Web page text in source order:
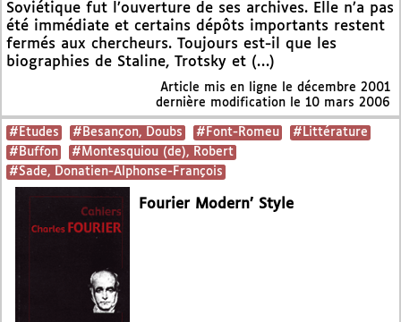
Soviétique fut l’ouverture de ses archives. Elle n’a pas
été immédiate et certains dépôts importants restent
fermés aux chercheurs. Toujours est-il que les
biographies de Staline, Trotsky et (…)
Article mis en ligne le décembre 2001
dernière modification le 10 mars 2006
#Etudes #Besançon, Doubs #Font-Romeu
#Littérature
#Buffon
#Montesquiou (de), Robert
#Sade, Donatien-Alphonse-François
Fourier Modern’ Style